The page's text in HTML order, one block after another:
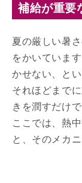
補給が重要
夏の厳しい暑
をかいていま
かせない、と
それほどまで
きを潤すだけ
ここでは、熱
と、そのメカ